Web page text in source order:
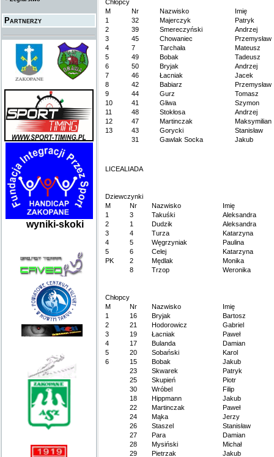
Partnerzy
wyniki-skoki
Chłopcy
M
Nr Nazwisko
Imię
1
32 Majerczyk
Patryk
2
39 Smereczyński
Andrzej
3
45 Chowaniec
Przemysław
4
7 Tarchała
Mateusz
5
49 Bobak
Tadeusz
6
50 Bryjak
Andrzej
7
46 Łacniak
Jacek
8
42 Babiarz
Przemysław
9
44 Gurz
Tomasz
10
41 Gliwa
Szymon
11
48 Stokłosa
Andrzej
12
47 Martinczak
Maksymilian
13
43 Gorycki
Stanisław
31
Gawlak Socka Jakub
LICEALIADA
Dziewczynki
M
Nr Nazwisko
Imię
1
3 Takuśki
Aleksandra
2
1 Dudzik
Aleksandra
3
4 Turza
Katarzyna
4
5 Węgrzyniak
Paulina
5
6 Celej
Katarzyna
PK
2 Mędlak
Monika
8
Trzop Weronika
Chłopcy
M
Nr Nazwisko
Imię
1
16 Bryjak
Bartosz
2
21 Hodorowicz
Gabriel
3
19 Łacniak
Paweł
4
17 Bulanda
Damian
5
20 Sobański
Karol
6
15 Bobak
Jakub
23
Skwarek
Patryk
25
Skupień
Piotr
30
Wróbel
Filip
18
Hippmann
Jakub
22
Martinczak
Paweł
24
Mąka
Jerzy
26
Staszel
Stanisław
27
Para
Damian
28
Mysiński
Michał
29
Pietrzak Jakub